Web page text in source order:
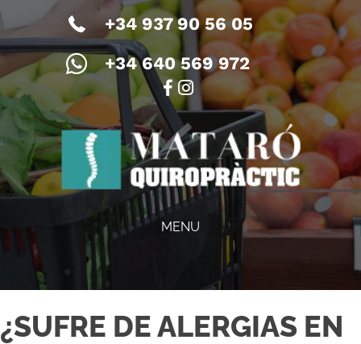
+34 937 90 56 05
+34 640 569 972
MENU
¿SUFRE DE ALERGIAS EN